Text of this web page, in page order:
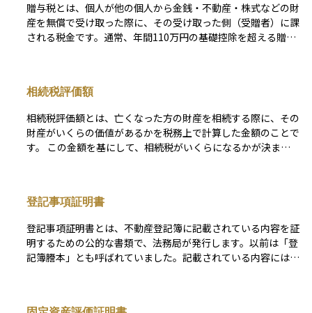
贈与税とは、個人が他の個人から金銭・不動産・株式などの財
産を無償で受け取った際に、その受け取った側（受贈者）に課
される税金です。通常、年間110万円の基礎控除を超える贈与
に資産を移転する際には活用されることが多く、教育資金や住
宅取得資金などに関しては、一定の条件を満たすことで非課税
となる特例もあります。 なお、現在は「暦年課税」と「相続
時精算課税」の2制度が併存していますが、政府は近年、相続
税と贈与税の一体化を含めた制度改正を検討しており、将来的
な贈与の問題にとどまらず、長期的な資産承継や相続対策の設
専門家と連携しながら最適な活用方法を検討することが求めら
れます。
相続税評価額
相続税評価額とは、亡くなった方の財産を相続する際に、その
財産がいくらの価値があるかを税務上で計算した金額のことで
す。 この金額を基にして、相続税がいくらになるかが決まり
産は「路線価」や「固定資産税評価額」を用いて算出されるた
め、相場よりも低くなる場合もあります。この評価額を正しく
把握しておくことで、相続税の対策や資産の分配を円滑に行う
ことができます。
登記事項証明書
登記事項証明書とは、不動産登記簿に記載されている内容を証
明するための公的な書類で、法務局が発行します。以前は「登
記簿謄本」とも呼ばれていました。記載されている内容には、